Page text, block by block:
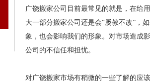
广饶搬家公司目前最常见的就是，在给
大一部分搬家公司还是会“屡教不改”，
象，也会影响我们的形象。对市场造成
公司的不信任和担忧。
对广饶搬家市场有稍微的一些了解的应